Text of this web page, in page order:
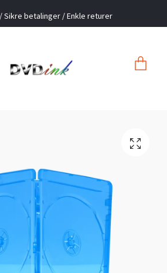
Sikre betalinger / Enkle returer